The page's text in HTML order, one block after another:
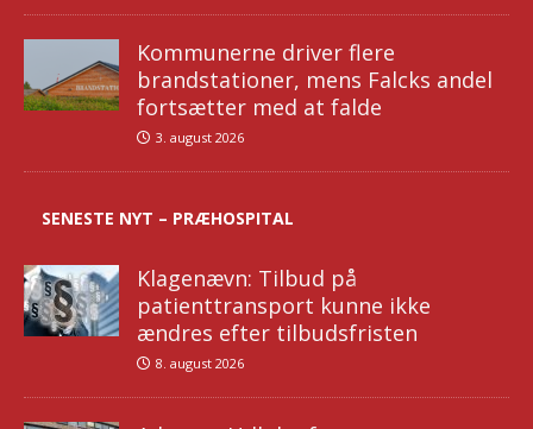
Kommunerne driver flere
brandstationer, mens Falcks andel
fortsætter med at falde
3. august 2026
SENESTE NYT – PRÆHOSPITAL
Klagenævn: Tilbud på
patienttransport kunne ikke
ændres efter tilbudsfristen
8. august 2026